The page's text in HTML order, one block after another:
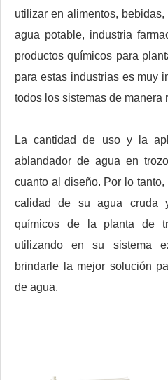
utilizar en alimentos,
agua potable, industria
productos químicos para
para estas industrias es muy
todos los sistemas de manera
La cantidad de uso y la
ablandador de agua en
cuanto al diseño. Por lo
calidad de su agua cruda
químicos de la planta de
utilizando en su sistema
brindarle la mejor solución
de agua.